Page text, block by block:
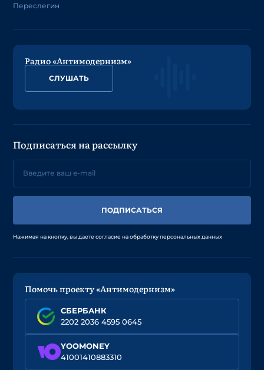
Переслегин
Радио «Антимодернизм»
СЛУШАТЬ
Подписаться на рассылку
ПОДПИСАТЬСЯ
Нажимая на кнопку, вы даете согласие на обработку персональных данных
Помочь проекту «Антимодернизм»
СБЕРБАНК
2202 2036 4595 0645
YOOMONEY
41001410883310